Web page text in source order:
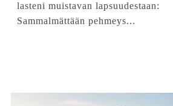
lasteni muistavan lapsuudestaan:
Sammalmättään pehmeys...